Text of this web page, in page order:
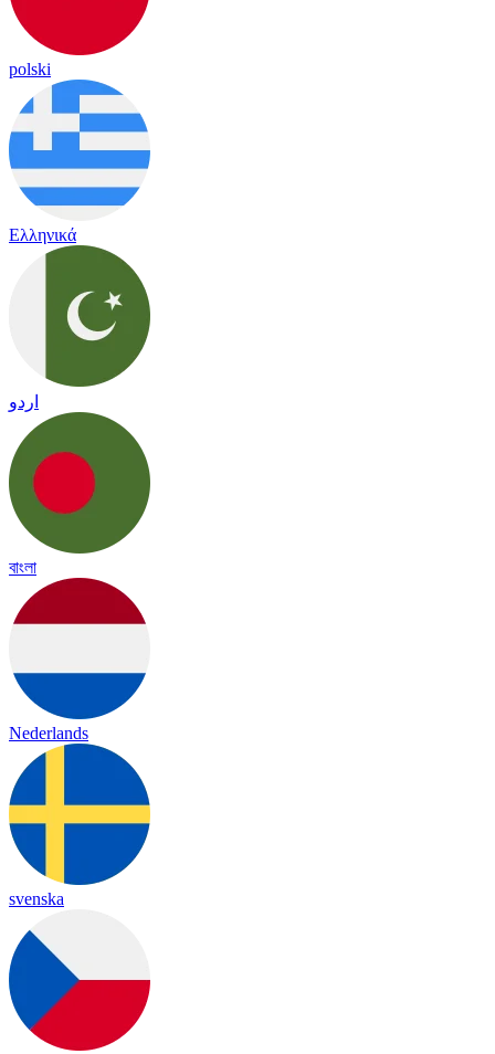
polski
Ελληνικά
اردو
বাংলা
Nederlands
svenska